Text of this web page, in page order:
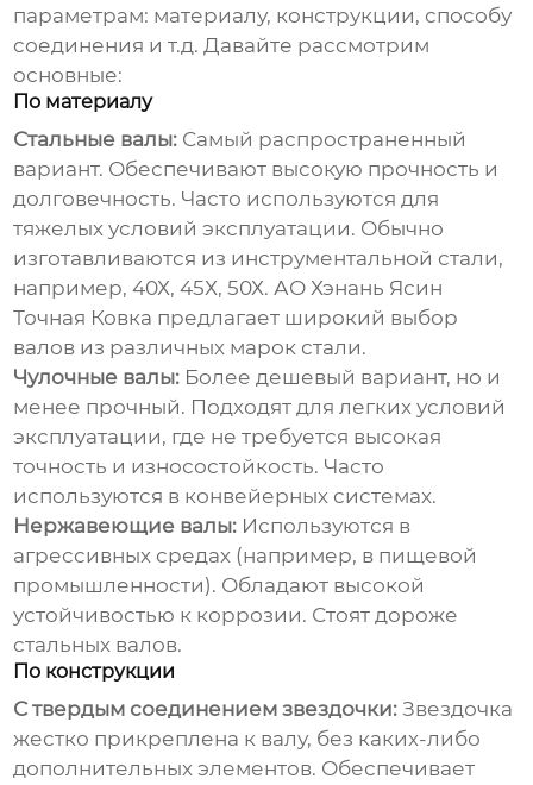
параметрам: материалу, конструкции, способу
соединения и т.д. Давайте рассмотрим
основные:
По материалу
Стальные валы: Самый распространенный
вариант. Обеспечивают высокую прочность и
долговечность. Часто используются для
тяжелых условий эксплуатации. Обычно
изготавливаются из инструментальной стали,
например, 40Х, 45Х, 50Х.АО Хэнань Ясин
Точная Ковка предлагает широкий выбор
валов из различных марок стали.
Чулочные валы: Более дешевый вариант, но и
менее прочный. Подходят для легких условий
эксплуатации, где не требуется высокая
точность и износостойкость. Часто
используются в конвейерных системах.
Нержавеющие валы: Используются в
агрессивных средах (например, в пищевой
промышленности). Обладают высокой
устойчивостью к коррозии. Стоят дороже
стальных валов.
По конструкции
С твердым соединением звездочки: Звездочка
жестко прикреплена к валу, без каких-либо
дополнительных элементов. Обеспечивает